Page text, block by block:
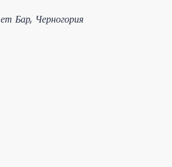
Бар, Черногория